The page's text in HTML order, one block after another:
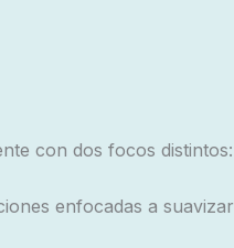
con dos focos distintos:
enfocadas a suavizar